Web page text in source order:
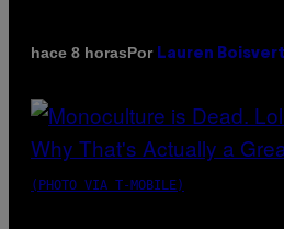
hace 8 horasPor Lauren Boisvert
(PHOTO VIA T-MOBILE)